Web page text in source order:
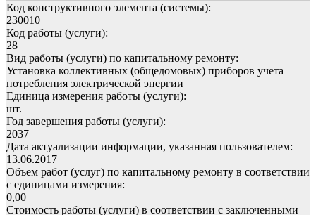
Код конструктивного элемента (системы):
230010
Код работы (услуги):
28
Вид работы (услуги) по капитальному ремонту:
Установка коллективных (общедомовых) приборов учета
потребления электрической энергии
Единица измерения работы (услуги):
шт.
Год завершения работы (услуги):
2037
Дата актуализации информации, указанная пользователем:
13.06.2017
Объем работ (услуг) по капитальному ремонту в соответствии
с единицами измерения:
0,00
Стоимость работы (услуги) в соответствии с заключенными